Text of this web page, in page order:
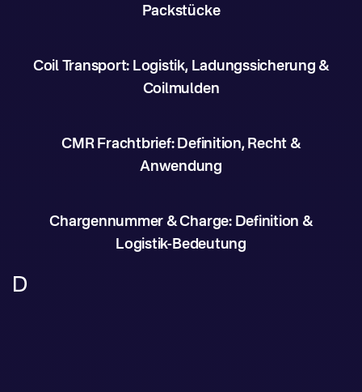
Packstücke
Coil Transport: Logistik, Ladungssicherung &
Coilmulden
CMR Frachtbrief: Definition, Recht &
Anwendung
Chargennummer & Charge: Definition &
Logistik-Bedeutung
D